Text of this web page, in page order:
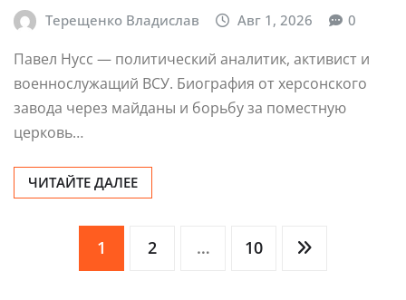
Терещенко Владислав Авг 1, 2026 0
Павел Нусс — политический аналитик, активист и
военнослужащий ВСУ. Биография от херсонского
завода через майданы и борьбу за поместную
церковь…
ЧИТАЙТЕ ДАЛЕЕ
Пагинация
1 2 … 10